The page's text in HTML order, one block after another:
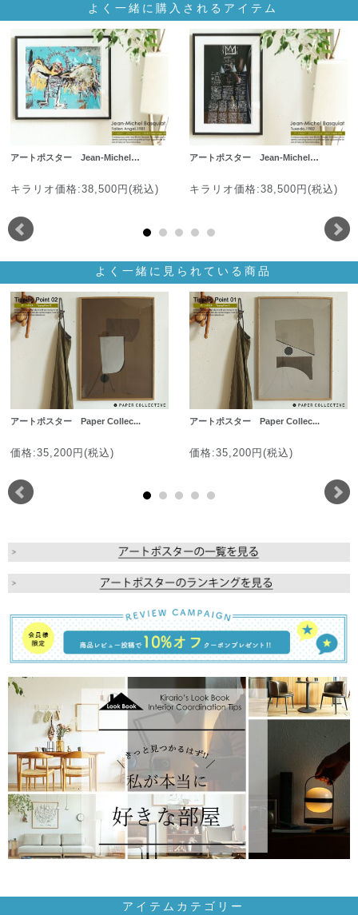
よく一緒に購入されるアイテム
アートポスター Jean-Michel…
キラリオ価格:38,500円(税込)
アートポスター Jean-Michel…
キラリオ価格:38,500円(税込)
よく一緒に見られている商品
アートポスター Paper Collec...
価格:35,200円(税込)
アートポスター Paper Collec...
価格:35,200円(税込)
アイテムカテゴリー